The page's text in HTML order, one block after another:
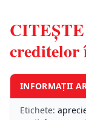
CITEŞTE
creditelor
INFORMAȚII
Etichete: